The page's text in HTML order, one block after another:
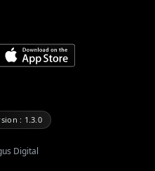
: 1.3.0
Digital